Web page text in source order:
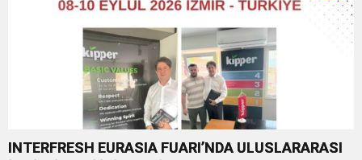
INTERFRESH EURASIA FUARI’NDA ULUSLARARASI